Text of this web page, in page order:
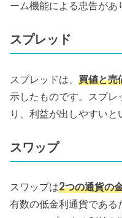
ーム機能による忠告があ
スプレッド
スプレッドは、買値と売
示したものです。スプ
り、利益が出しやすいと
スワップ
スワップは2つの通貨の
有数の低金利通貨であ